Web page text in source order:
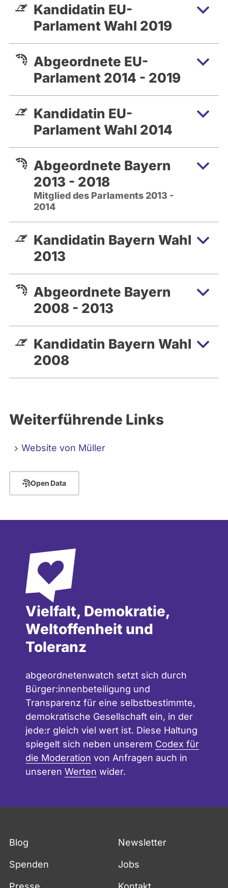
Kandidatin EU-
Parlament Wahl 2019
Abgeordnete EU-
Parlament 2014 - 2019
Kandidatin EU-
Parlament Wahl 2014
Abgeordnete Bayern
2013 - 2018
Mitglied des Parlaments 2013 -
2014
Kandidatin Bayern Wahl
2013
Abgeordnete Bayern
2008 - 2013
Kandidatin Bayern Wahl
2008
Weiterführende Links
Website von Müller
Open Data
Vielfalt, Demokratie,
Weltoffenheit und
Toleranz
abgeordnetenwatch setzt sich durch
Bürger:innenbeteiligung und
Transparenz für eine selbstbestimmte,
demokratische Gesellschaft ein, in der
jede:r gleich viel wert ist. Diese Haltung
spiegelt sich neben unserem Codex für
die Moderation von Anfragen auch in
unseren Werten wider.
Blog Newsletter
Spenden Jobs